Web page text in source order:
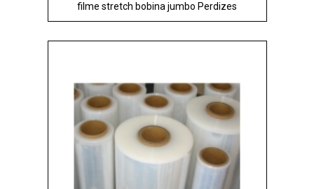
filme stretch bobina jumbo Perdizes